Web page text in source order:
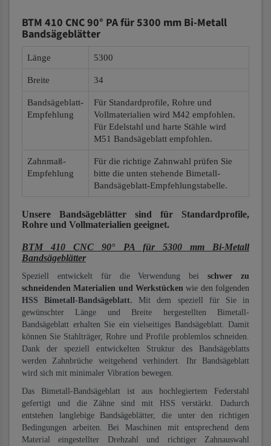
BTM 410 CNC 90° PA für 5300 mm Bi-Metall
Bandsägeblätter
Länge 5300
Breite 34
Bandsägeblatt-
Empfehlung
Für Standardprofile, Rohre und
Vollmaterialien wird M42 empfohlen.
Für Edelstahl und harte Stähle wird
M51 Bandsägeblatt empfohlen.
Zahnmaß-
Empfehlung
Für die richtige Zahnwahl prüfen Sie
bitte die unten stehende Bimetall-
Bandsägeblatt-Empfehlungstabelle.
Unsere Bandsägeblätter sind für Standardprofile,
Rohre und Vollmaterialien geeignet.
BTM 410 CNC 90° PA für 5300 mm Bi-Metall
Bandsägeblätter
Speziell entwickelt für die Verwendung beischwer zu
schneidenden Materialien und Werkstücken wie den folgenden
HSS Bimetall-Bandsägeblatt. Mit dem speziell für Sie in
gewünschter Länge und Breite hergestellten Bimetall-
Bandsägeblatt erhalten Sie ein vielseitiges Bandsägeblatt. Damit
können Sie Stahlträger, Rohre und Profile problemlos schneiden.
Dank der speziell entwickelten Struktur des Bandsägeblatts
werden Zahnbrüche weitgehend verhindert. Ihr Bandsägeblatt
wird sich mit minimaler Vibration bewegen.
Das Bimetall-Bandsägeblatt ist aus hochlegiertem Federstahl
gefertigt und die Zähne sind mit HSS verstärkt. Dadurch
entstehen langlebige Bandsägeblätter, die unter den richtigen
Bedingungen arbeiten. Bei Maschinen mit entsprechend dem
Material eingestellter Drehzahl und richtiger Zahnauswahl